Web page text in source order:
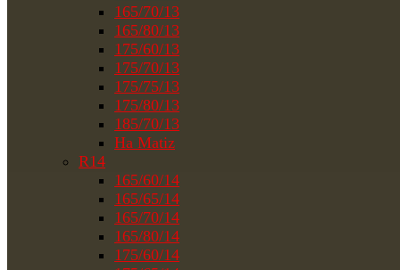
165/70/13
165/80/13
175/60/13
175/70/13
175/75/13
175/80/13
185/70/13
На Matiz
R14
165/60/14
165/65/14
165/70/14
165/80/14
175/60/14